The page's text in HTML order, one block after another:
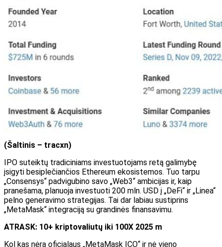
(Šaltinis – tracxn)
IPO suteiktų tradiciniams investuotojams retą galimybę
įsigyti besiplečiančios Ethereum ekosistemos. Tuo tarpu
„Consensys“ padvigubino savo „Web3“ ambicijas ir, kaip
pranešama, planuoja investuoti 200 mln. USD į „DeFi“ ir „Linea“
pelno generavimo strategijas. Tai dar labiau sustiprins
„MetaMask“ integraciją su grandinės finansavimu.
ATRASK: 10+ kriptovaliutų iki 100X 2025 m
Kol kas nėra oficialaus „MetaMask ICO“ ir nė vieno